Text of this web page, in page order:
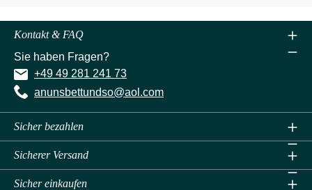
Kontakt & FAQ
Sie haben Fragen?
+49 49 281 241 73
anunsbettundso@aol.com
Sicher bezahlen
Sicherer Versand
Sicher einkaufen